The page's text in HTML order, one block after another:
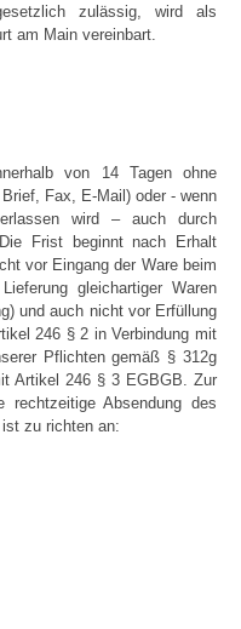
zulässig, wird als
am Main vereinbart.
von 14 Tagen ohne
Fax, E-Mail) oder - wenn
wird – auch durch
Frist beginnt nach Erhalt
vor Eingang der Ware beim
gleichartiger Waren
und auch nicht vor Erfüllung
246 § 2 in Verbindung mit
Pflichten gemäß § 312g
Artikel 246 § 3 EGBGB. Zur
rechtzeitige Absendung des
zu richten an: